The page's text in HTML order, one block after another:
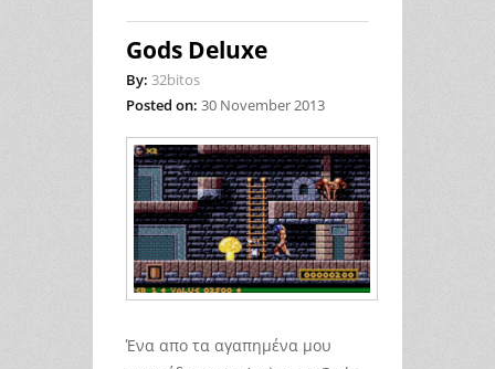
Gods Deluxe
By: 32bitos
Posted on: 30 November 2013
Ένα απο τα αγαπημένα μου